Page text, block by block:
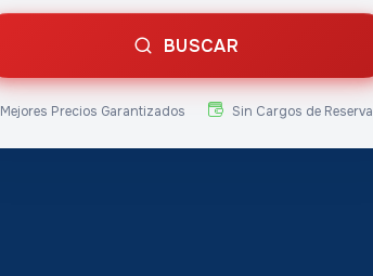
BUSCAR
Mejores Precios Garantizados Sin Cargos de Reserva